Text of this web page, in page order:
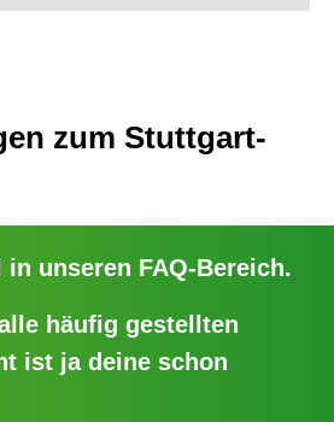
zum Stuttgart-
in unseren FAQ-Bereich.
häufig gestellten
ist ja deine schon